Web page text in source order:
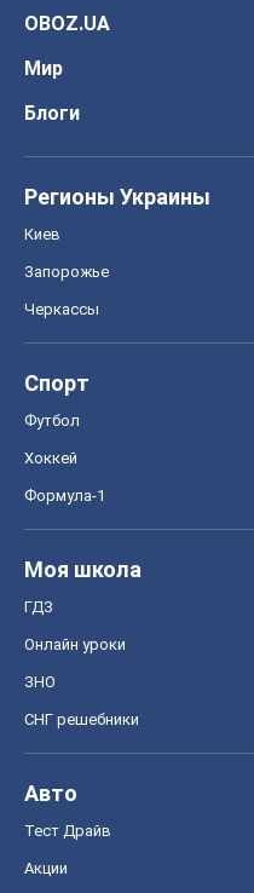
OBOZ.UA
Мир
Блоги
Регионы Украины
Киев
Запорожье
Черкассы
Спорт
Футбол
Хоккей
Формула-1
Моя школа
ГДЗ
Онлайн уроки
ЗНО
СНГ решебники
Авто
Тест Драйв
Акции